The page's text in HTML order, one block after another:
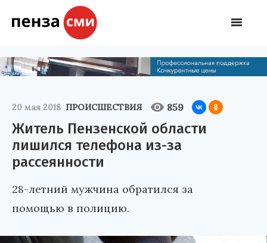
20 мая 2018 ПРОИСШЕСТВИЯ 859
Житель Пензенской области
лишился телефона из-за
рассеянности
28-летний мужчина обратился за
помощью в полицию.